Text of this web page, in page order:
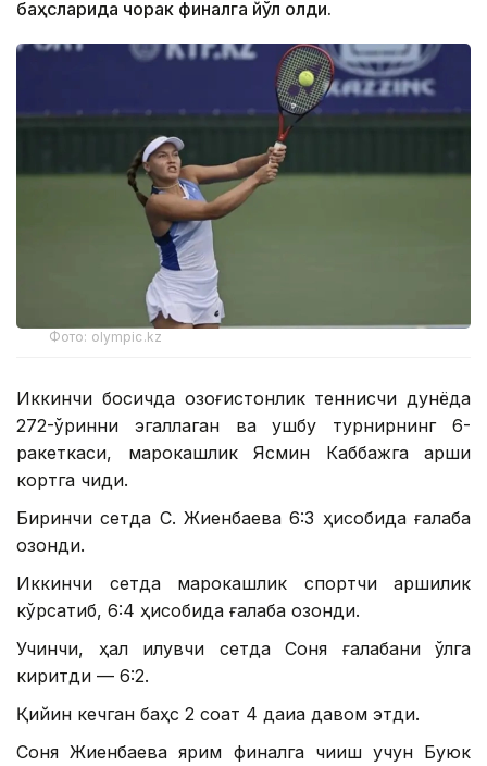
баҳсларида чорак финалга йўл олди.
Фото: olympic.kz
Иккинчи босқичда қозоғистонлик теннисчи дунёда
272-ўринни эгаллаган ва ушбу турнирнинг 6-
ракеткаси, марокашлик Ясмин Каббажга қарши
кортга чиқди.
Биринчи сетда С. Жиенбаева 6:3 ҳисобида ғалаба
қозонди.
Иккинчи сетда марокашлик спортчи қаршилик
кўрсатиб, 6:4 ҳисобида ғалаба қозонди.
Учинчи, ҳал қилувчи сетда Соня ғалабани қўлга
киритди — 6:2.
Қийин кечган баҳс 2 соат 4 дақиқа давом этди.
Соня Жиенбаева ярим финалга чиқиш учун Буюк